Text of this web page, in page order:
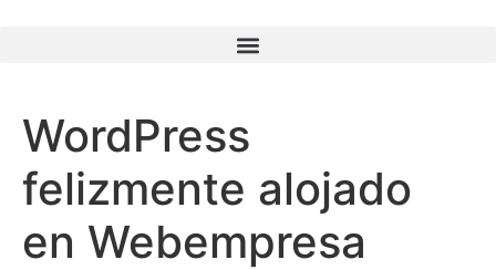
WordPress
felizmente alojado
en Webempresa